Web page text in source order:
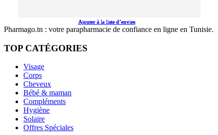
Ajouter à la liste d’envies
Ajouter à la liste d’envies
Ajouter à la liste d’envies
Ajouter à la liste d’envies
Ajouter à la liste d’envies
Pharmago.tn : votre parapharmacie de confiance en ligne en Tunisie.
TOP CATÉGORIES
Visage
Corps
Cheveux
Bébé & maman
Compléments
Hygiène
Solaire
Offres Spéciales